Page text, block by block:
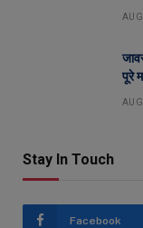
पूरे
Stay In Touch
Facebook